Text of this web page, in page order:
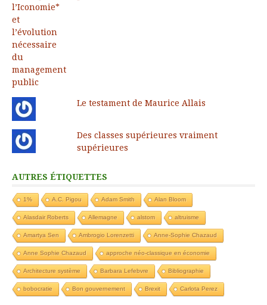
Le testament de Maurice Allais
Des classes supérieures vraiment
supérieures
AUTRES ÉTIQUETTES
1% A.C. Pigou Adam Smith Alan Bloom
Alasdair Roberts Allemagne alstom altruisme
Amartya Sen Ambrogio Lorenzetti Anne-Sophie Chazaud
Anne Sophie Chazaud approche néo-classique en économie
Architecture système Barbara Lefebvre Bibliographie
bobocratie Bon gouvernement Brexit Carlota Perez